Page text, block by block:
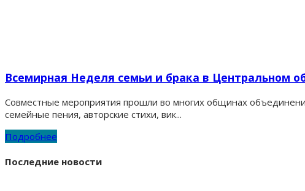
Всемирная Неделя семьи и брака в Центральном
Совместные мероприятия прошли во многих общинах
семейные пения, авторские стихи, вик...
Подробнее
Последние новости